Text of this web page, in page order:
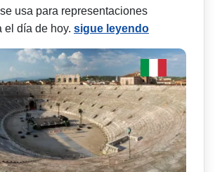
usa para representaciones
el día de hoy. sigue leyendo